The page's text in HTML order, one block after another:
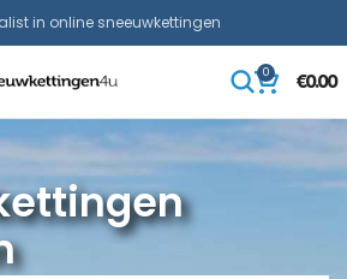
in online sneeuwkettingen
0
€0.00